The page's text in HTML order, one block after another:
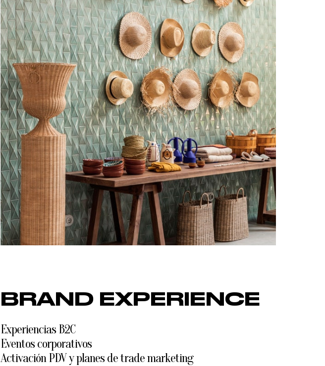
BRAND EXPERIENCE
Experiencias B2C
Eventos corporativos
Activación PDV y planes de trade marketing